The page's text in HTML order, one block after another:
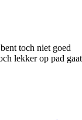
toch niet goed
lekker op pad gaat